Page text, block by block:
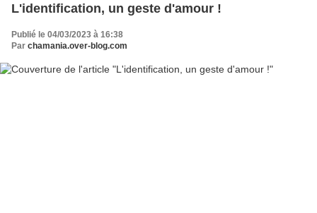
L'identification, un geste d'amour !
Publié le 04/03/2023 à 16:38
Par chamania.over-blog.com